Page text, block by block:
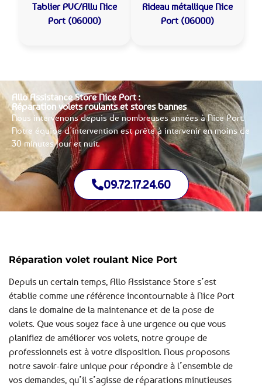
Tablier PVC/Allu Nice
Port (06000)
Rideau métallique Nice
Port (06000)
Allo Assistance Store Nice Port :
Réparation volets roulants et stores bannes
Nous intervenons depuis de nombreuses années à Nice Port.
Notre équipe d’intervention est prête à intervenir en moins de
30 minutes jour et nuit.
09.72.17.24.60
Réparation volet roulant Nice Port
Depuis un certain temps, Allo Assistance Store s’est
établie comme une référence incontournable à Nice Port
dans le domaine de la maintenance et de la pose de
volets. Que vous soyez face à une urgence ou que vous
planifiez de améliorer vos volets, notre groupe de
professionnels est à votre disposition. Nous proposons
notre savoir-faire unique pour répondre à l’ensemble de
vos demandes, qu’il s’agisse de réparations minutieuses